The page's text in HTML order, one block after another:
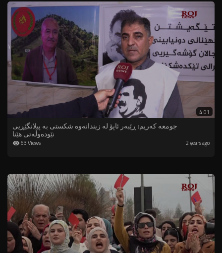
4:01
جومعە کەریم: ڕێبەر ئاپۆ لە زیندانەوە شکستی بە پیلانگێڕیی
نێودەوڵەتی هێنا
63 Views 2 years ago